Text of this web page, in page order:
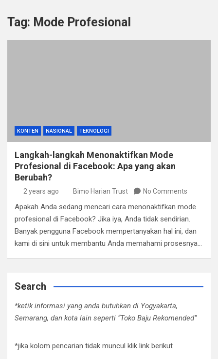
Tag: Mode Profesional
KONTEN NASIONAL TEKNOLOGI
Langkah-langkah Menonaktifkan Mode
Profesional di Facebook: Apa yang akan
Berubah?
2 years ago Bimo Harian Trust No Comments
Apakah Anda sedang mencari cara menonaktifkan mode
profesional di Facebook? Jika iya, Anda tidak sendirian.
Banyak pengguna Facebook mempertanyakan hal ini, dan
kami di sini untuk membantu Anda memahami prosesnya…
Search
*ketik informasi yang anda butuhkan di Yogyakarta,
Semarang, dan kota lain seperti “Toko Baju Rekomended”
*jika kolom pencarian tidak muncul klik link berikut